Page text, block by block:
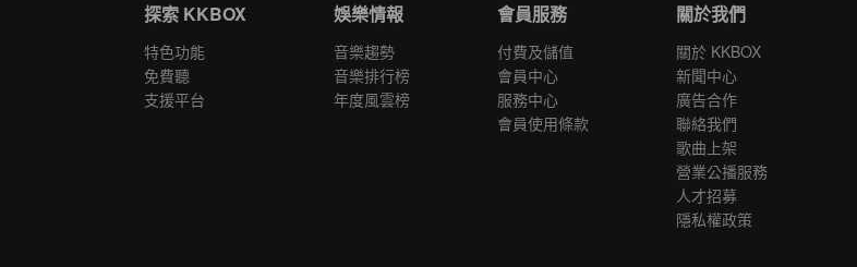
探索 KKBOX
特色功能
免費聽
支援平台
娛樂情報
音樂趨勢
音樂排行榜
年度風雲榜
會員服務
付費及儲值
會員中心
服務中心
會員使用條款
關於我們
關於 KKBOX
新聞中心
廣告合作
聯絡我們
歌曲上架
營業公播服務
人才招募
隱私權政策